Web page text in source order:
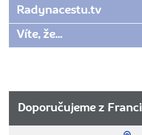
Radynacestu.tv
Víte, že...
Doporučujeme z